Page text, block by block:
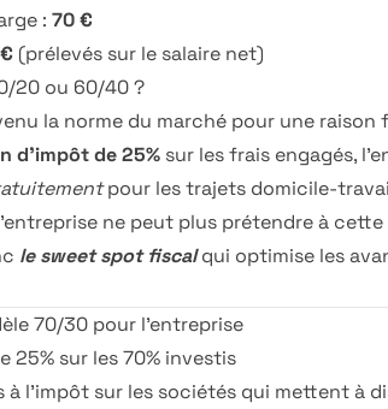
: 70 €
(prélevés sur le salaire net)
20 ou 60/40 ?
la norme du marché pour une raison
d'impôt de 25% sur les frais engagés,
pour les trajets domicile-
ne peut plus prétendre à
le sweet spot fiscalqui optimise les
70/30 pour l'entreprise
sur les 70% investis
à l'impôt sur les sociétés qui mettent à